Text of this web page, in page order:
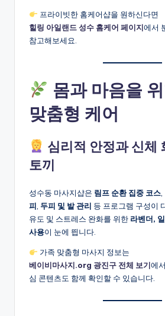
프라이빗한 홈케어샵을 원하신다면
힐링 아일랜드 성수 홈케어 페이지에서
참고해보세요.
몸과 마음을
맞춤형 케어
심리적 안정과 신체
토끼
성수동 마사지샵은 림프 순환 집중 코스,
피, 두피 및 발 관리 등 프로그램 구성이
유도 및 스트레스 완화를 위한 라벤더,
사용이 눈에 띕니다.
가족 맞춤형 마사지 정보는
베이비마사지.org 광진구 전체 보기에
심 콘텐츠도 함께 확인할 수 있습니다.